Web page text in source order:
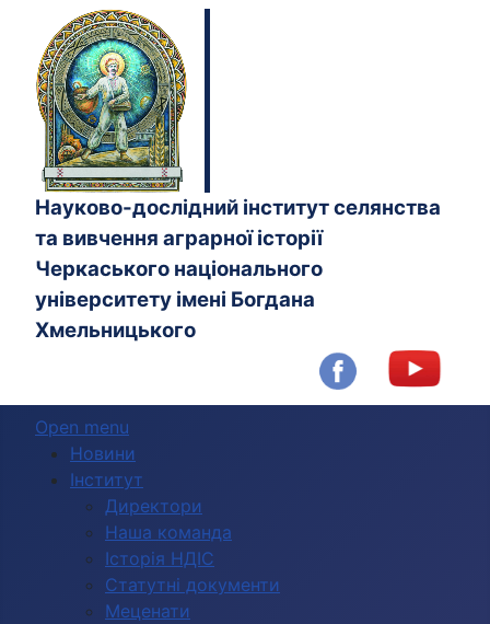
Науково-дослідний інститут селянства
та вивчення аграрної історії
Черкаського національного
університету імені Богдана
Хмельницького
Open menu
Новини
Інститут
Директори
Наша команда
Історія НДІС
Статутні документи
Меценати